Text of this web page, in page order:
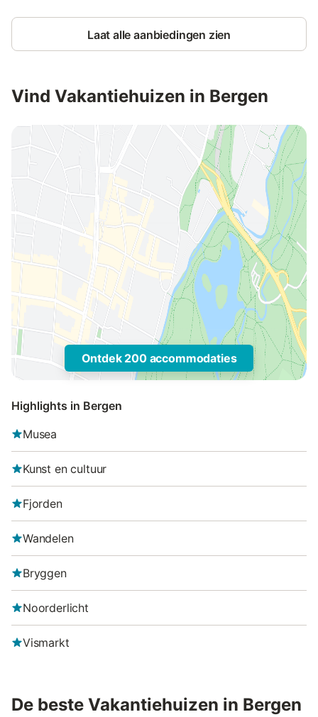
Laat alle aanbiedingen zien
Vind Vakantiehuizen in Bergen
Ontdek 200 accommodaties
Highlights in Bergen
Musea
Kunst en cultuur
Fjorden
Wandelen
Bryggen
Noorderlicht
Vismarkt
De beste Vakantiehuizen in Bergen